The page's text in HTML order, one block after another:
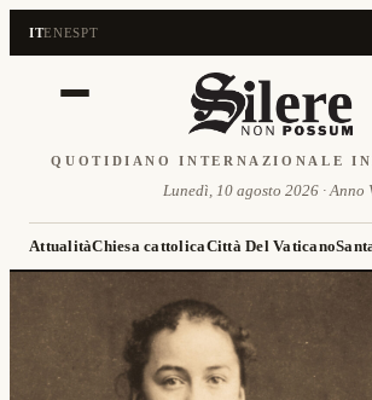
ITENESPT
QUOTIDIANO INTERNAZIONALE
Lunedì, 10 agosto 2026 · Anno
AttualitàChiesa cattolicaCittà Del Vaticano